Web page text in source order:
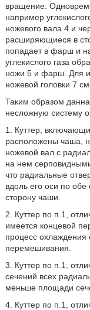
вращение.
например
ножевого вала 4 и
расширяющиеся в
попадает в фарш и
углекислого газа
ножи 5 и фарш. Для
ножевой головки 7
Таким образом
несложную систему
1. Куттер,
расположены чаша,
ножевой вал с
на нем
что радиальные
вдоль его оси по
сторону чаши.
2. Куттер по п.1,
имеется концевой
процесс
перемешивания.
3. Куттер по п.1,
сечений всех
меньше площади
4. Куттер по п.1,